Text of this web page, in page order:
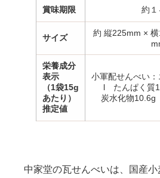
賞味期限 約１
サイズ
約 縦225mm ×
栄養成分
表示
（1袋15g
あたり）
推定値
小軍配せんべい
l たんぱく質
炭水化物
中家堂の瓦せんべいは、国産